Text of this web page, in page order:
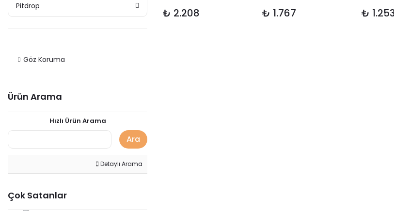
Pitdrop
Göz Koruma
Ürün Arama
Hızlı Ürün Arama
Ara
Detaylı Arama
Çok Satanlar
₺ 2.208 ₺ 1.767 ₺